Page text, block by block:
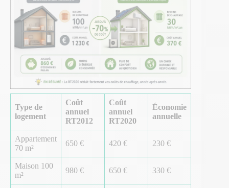
Type de
logement
Coût
annuel
RT2012
Coût
annuel
RT2020
Économie
annuelle
Appartement
70 m²
650 € 420 € 230 €
Maison 100
m²
980 € 650 € 330 €